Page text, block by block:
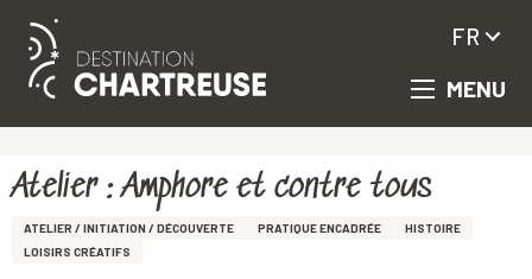
Aller
principal
MENU
FR
Atelier : Amphore et contre tous
ATELIER / INITIATION / DÉCOUVERTE PRATIQUE ENCADRÉE
HISTOIRE
LOISIRS CRÉATIFS